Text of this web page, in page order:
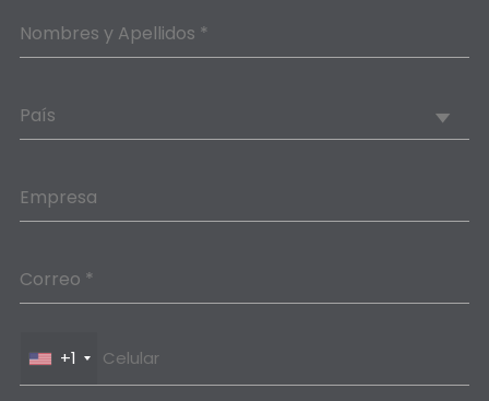
Nombres y Apellidos *
País
Empresa
Correo *
+1